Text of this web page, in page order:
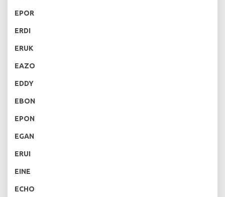
EPOR
ERDI
ERUK
EAZO
EDDY
EBON
EPON
EGAN
ERUI
EINE
ECHO